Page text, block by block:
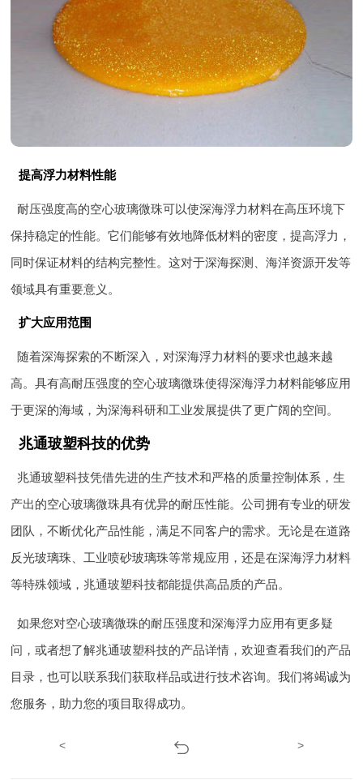
提高浮力材料性能
耐压强度高的空心玻璃微珠可以使深海浮力材料在高压环境下
保持稳定的性能。它们能够有效地降低材料的密度，提高浮力，
同时保证材料的结构完整性。这对于深海探测、海洋资源开发等
领域具有重要意义。
扩大应用范围
随着深海探索的不断深入，对深海浮力材料的要求也越来越
高。具有高耐压强度的空心玻璃微珠使得深海浮力材料能够应用
于更深的海域，为深海科研和工业发展提供了更广阔的空间。
兆通玻塑科技的优势
兆通玻塑科技凭借先进的生产技术和严格的质量控制体系，生
产出的空心玻璃微珠具有优异的耐压性能。公司拥有专业的研发
团队，不断优化产品性能，满足不同客户的需求。无论是在道路
反光玻璃珠、工业喷砂玻璃珠等常规应用，还是在深海浮力材料
等特殊领域，兆通玻塑科技都能提供高品质的产品。
如果您对空心玻璃微珠的耐压强度和深海浮力应用有更多疑
问，或者想了解兆通玻塑科技的产品详情，欢迎查看我们的产品
目录，也可以联系我们获取样品或进行技术咨询。我们将竭诚为
您服务，助力您的项目取得成功。
< >